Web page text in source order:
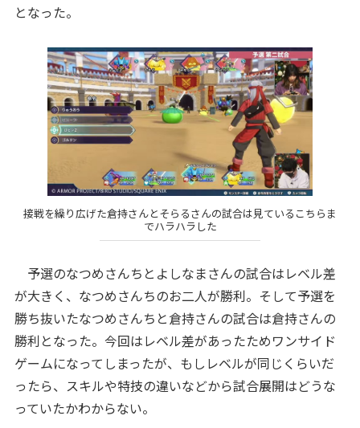
となった。
接戦を繰り広げた倉持さんとそらるさんの試合は見ているこちらま
でハラハラした
予選のなつめさんちとよしなまさんの試合はレベル差
が大きく、なつめさんちのお二人が勝利。そして予選を
勝ち抜いたなつめさんちと倉持さんの試合は倉持さんの
勝利となった。今回はレベル差があったためワンサイド
ゲームになってしまったが、もしレベルが同じくらいだ
ったら、スキルや特技の違いなどから試合展開はどうな
っていたかわからない。